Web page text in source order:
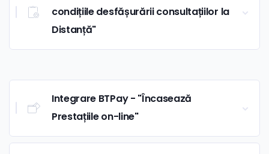
condițiile desfășurării consultațiilor la
Distanță"
Integrare BTPay - "Încasează
Prestațiile on-line"